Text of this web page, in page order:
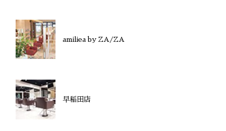
amiliea by ZA/ZA
早稲田店